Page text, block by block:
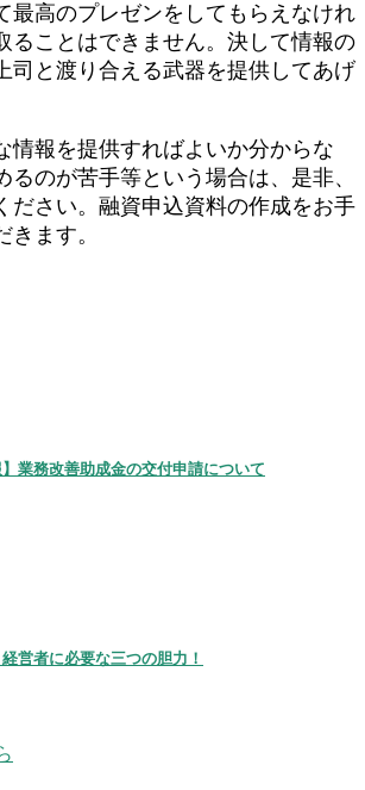
最高のプレゼンをしてもらえなけれ
ることはできません。決して情報の
司と渡り合える武器を提供してあげ
情報を提供すればよいか分からな
るのが苦手等という場合は、是非、
ださい。融資申込資料の作成をお手
ます。
業務改善助成金の交付申請について
営者に必要な三つの胆力！